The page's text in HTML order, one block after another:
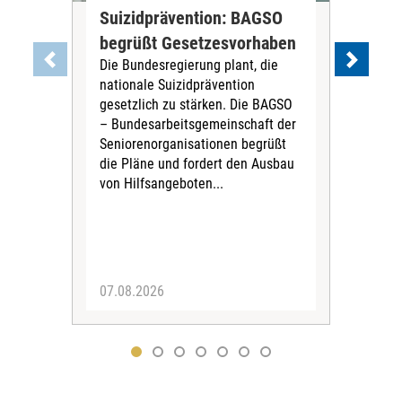
Suizidprävention: BAGSO
begrüßt Gesetzesvorhaben
Die Bundesregierung plant, die
nationale Suizidprävention
gesetzlich zu stärken. Die BAGSO
– Bundesarbeitsgemeinschaft der
Seniorenorganisationen begrüßt
die Pläne und fordert den Ausbau
von Hilfsangeboten...
07.08.2026